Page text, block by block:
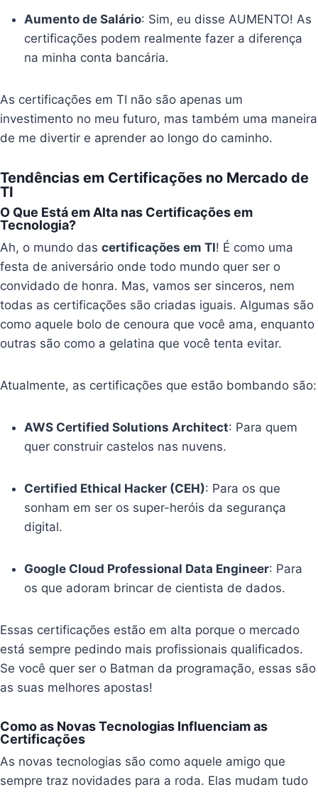
Aumento de Salário: Sim, eu disse AUMENTO! As
certificações podem realmente fazer a diferença
na minha conta bancária.
As certificações em TI não são apenas um
investimento no meu futuro, mas também uma maneira
de me divertir e aprender ao longo do caminho.
Tendências em Certificações no Mercado de
TI
O Que Está em Alta nas Certificações em
Tecnologia?
Ah, o mundo dascertificações em TI! É como uma
festa de aniversário onde todo mundo quer ser o
convidado de honra. Mas, vamos ser sinceros, nem
todas as certificações são criadas iguais. Algumas são
como aquele bolo de cenoura que você ama, enquanto
outras são como a gelatina que você tenta evitar.
Atualmente, as certificações que estão bombando são:
AWS Certified Solutions Architect: Para quem
quer construir castelos nas nuvens.
Certified Ethical Hacker (CEH): Para os que
sonham em ser os super-heróis da segurança
digital.
Google Cloud Professional Data Engineer: Para
os que adoram brincar de cientista de dados.
Essas certificações estão em alta porque o mercado
está sempre pedindo mais profissionais qualificados.
Se você quer ser o Batman da programação, essas são
as suas melhores apostas!
Como as Novas Tecnologias Influenciam as
Certificações
As novas tecnologias são como aquele amigo que
sempre traz novidades para a roda. Elas mudam tudo